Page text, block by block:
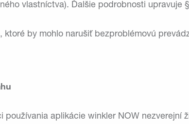
vlastníctva). Ďalšie podrobnosti upravuje
ktoré by mohlo narušiť bezproblémovú
používania aplikácie winkler NOW nezverejní